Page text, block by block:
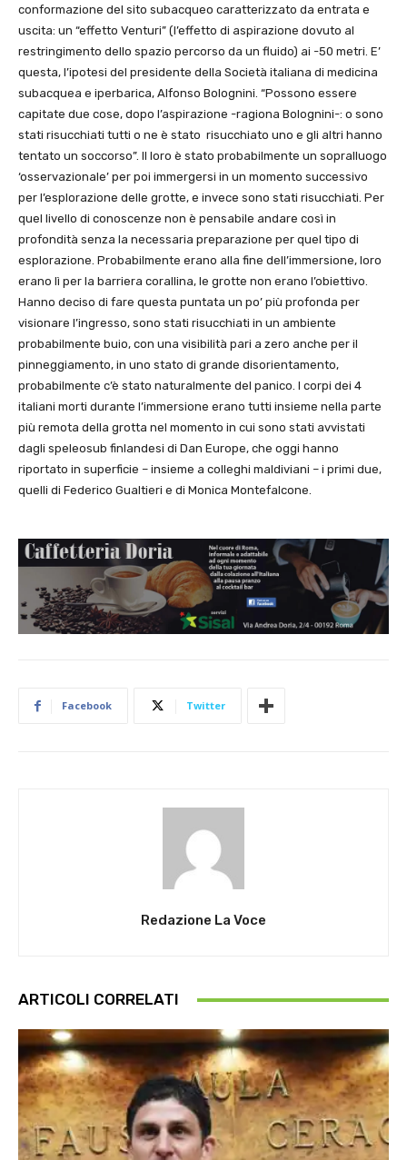
conformazione del sito subacqueo caratterizzato da entrata e
uscita: un “effetto Venturi” (l’effetto di aspirazione dovuto al
restringimento dello spazio percorso da un fluido) ai -50 metri. E’
questa, l’ipotesi del presidente della Società italiana di medicina
subacquea e iperbarica, Alfonso Bolognini. “Possono essere
capitate due cose, dopo l’aspirazione -ragiona Bolognini-: o sono
stati risucchiati tutti o ne è stato risucchiato uno e gli altri hanno
tentato un soccorso”. Il loro è stato probabilmente un sopralluogo
‘osservazionale’ per poi immergersi in un momento successivo
per l’esplorazione delle grotte, e invece sono stati risucchiati. Per
quel livello di conoscenze non è pensabile andare così in
profondità senza la necessaria preparazione per quel tipo di
esplorazione. Probabilmente erano alla fine dell’immersione, loro
erano lì per la barriera corallina, le grotte non erano l’obiettivo.
Hanno deciso di fare questa puntata un po’ più profonda per
visionare l’ingresso, sono stati risucchiati in un ambiente
probabilmente buio, con una visibilità pari a zero anche per il
pinneggiamento, in uno stato di grande disorientamento,
probabilmente c’è stato naturalmente del panico. I corpi dei 4
italiani morti durante l’immersione erano tutti insieme nella parte
più remota della grotta nel momento in cui sono stati avvistati
dagli speleosub finlandesi di Dan Europe, che oggi hanno
riportato in superficie – insieme a colleghi maldiviani – i primi due,
quelli di Federico Gualtieri e di Monica Montefalcone.
Facebook Twitter
Redazione La Voce
ARTICOLI CORRELATI